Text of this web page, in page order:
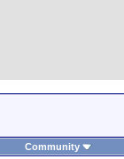
Community